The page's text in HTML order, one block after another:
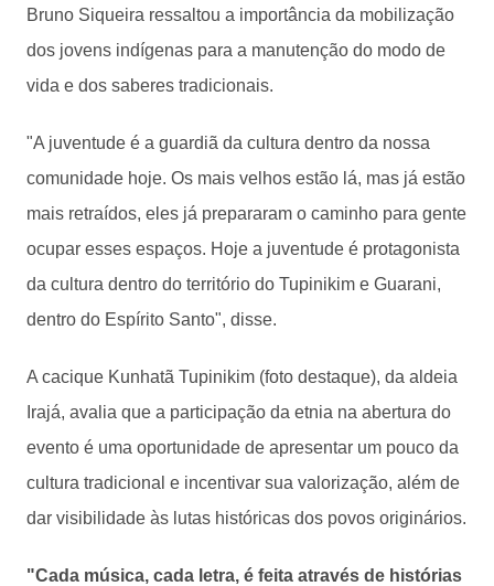
Bruno Siqueira ressaltou a importância da mobilização
dos jovens indígenas para a manutenção do modo de
vida e dos saberes tradicionais.
"A juventude é a guardiã da cultura dentro da nossa
comunidade hoje. Os mais velhos estão lá, mas já estão
mais retraídos, eles já prepararam o caminho para gente
ocupar esses espaços. Hoje a juventude é protagonista
da cultura dentro do território do Tupinikim e Guarani,
dentro do Espírito Santo", disse.
A cacique Kunhatã Tupinikim (foto destaque), da aldeia
Irajá, avalia que a participação da etnia na abertura do
evento é uma oportunidade de apresentar um pouco da
cultura tradicional e incentivar sua valorização, além de
dar visibilidade às lutas históricas dos povos originários.
"Cada música, cada letra, é feita através de histórias